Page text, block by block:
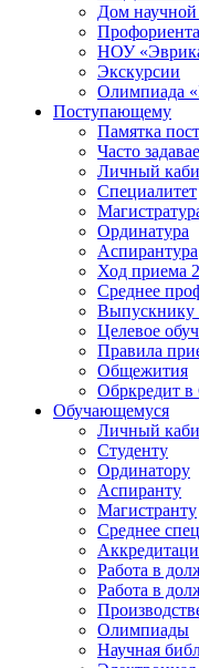
Дом
НОУ
Экскурсии
Олимпиада
Поступающему
Памятка
Часто
Личный
Специалитет
Ординатура
Аспирантура
Ход приема
Среднее
Выпускнику
Целевое
Правила
Общежития
Обркредит
Обучающемуся
Личный
Студенту
Ординатору
Аспиранту
Магистранту
Среднее
Работа в
Работа в
Олимпиады
Научная